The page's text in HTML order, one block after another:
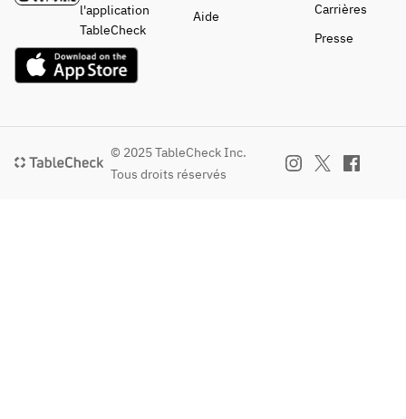
l'application
TableCheck
Aide
Carrières
Presse
© 2025 TableCheck Inc.
Tous droits réservés